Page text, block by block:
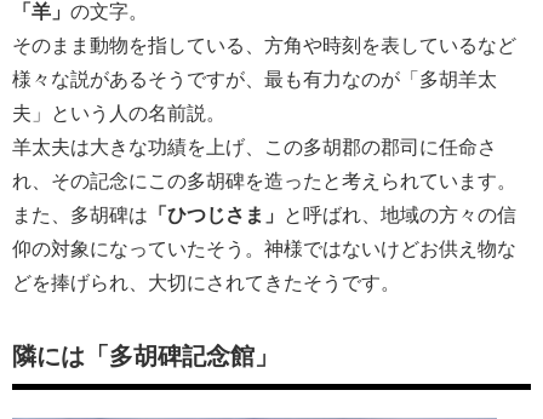
「羊」 の文字。
そのまま動物を指している、方角や時刻を表しているなど
様々な説があるそうですが、最も有力なのが「多胡羊太
夫」という人の名前説。
羊太夫は大きな功績を上げ、この多胡郡の郡司に任命さ
れ、その記念にこの多胡碑を造ったと考えられています。
また、多胡碑は 「ひつじさま」
と呼ばれ、地域の方々の信
仰の対象になっていたそう。神様ではないけどお供え物な
どを捧げられ、大切にされてきたそうです。
隣には「多胡碑記念館」